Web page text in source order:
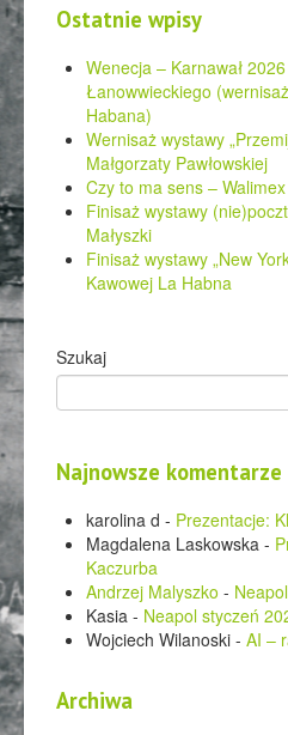
Ostatnie wpisy
Wenecja – Karnawał
Łanowwieckiego
Habana)
Wernisaż wystawy
Małgorzaty Pawłowskiej
Czy to ma sens –
Finisaż wystawy
Małyszki
Finisaż wystawy „New
Kawowej La Habna
Szukaj
Najnowsze komentarze
karolina d - Prezentacje:
Magdalena Laskowska -
Kaczurba
Andrzej Malyszko -
Kasia - Neapol styczeń
Wojciech Wilanoski -AI –
Archiwa